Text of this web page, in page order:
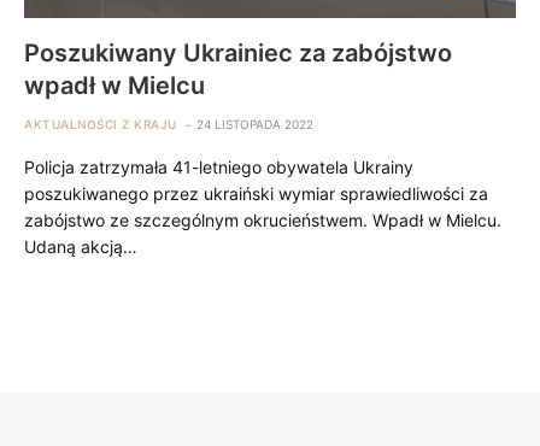
Poszukiwany Ukrainiec za zabójstwo
wpadł w Mielcu
AKTUALNOŚCI Z KRAJU 24 LISTOPADA 2022
Policja zatrzymała 41-letniego obywatela Ukrainy
poszukiwanego przez ukraiński wymiar sprawiedliwości za
zabójstwo ze szczególnym okrucieństwem. Wpadł w Mielcu.
Udaną akcją…